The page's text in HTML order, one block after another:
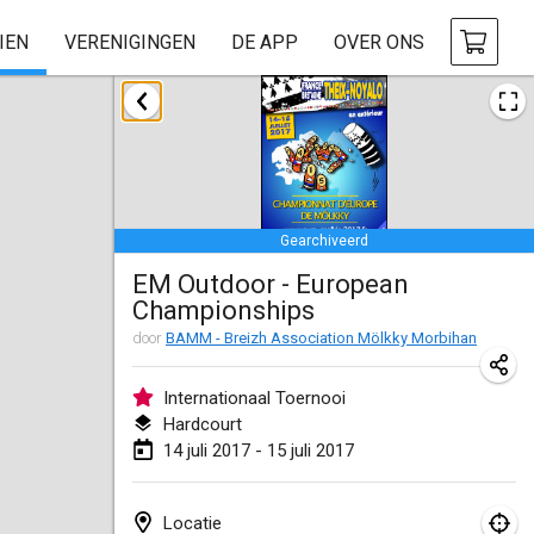
VERENIGINGEN DE APP OVER ONS
Gearchiveerd
EM Outdoor - European
Championships
door BAMM - Breizh Association Mölkky Morbihan
Internationaal Toernooi
Hardcourt
14 juli 2017 - 15 juli 2017
Locatie
april 2017
Le tournoi du Printemps Parisien
Frankrijk
Tournoi de l'AS St Aignan
8 apr. 2017| Frankrijk
Cluny Mölkky Open
8 apr. 2017|Frankrijk
Poikkitieteellinen Mölkky
24 apr. 2017| Finland